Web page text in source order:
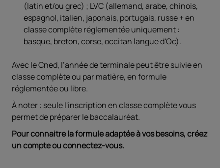
(latin et/ou grec) ; LVC (allemand, arabe, chinois,
espagnol, italien, japonais, portugais, russe + en
classe complète réglementée uniquement :
basque, breton, corse, occitan langue d'Oc).
Avec le Cned, l’année de terminale peut être suivie en
classe complète ou par matière, en formule
réglementée ou libre.
À noter : seule l'inscription en classe complète vous
permet de préparer le baccalauréat.
Pour connaitre la formule adaptée à vos besoins, créez
un compte ou connectez-vous.